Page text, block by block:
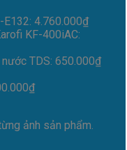
4.760.000₫
KF-400iAC:
TDS: 650.000₫
ảnh sản phẩm.